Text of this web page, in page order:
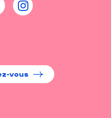
vous